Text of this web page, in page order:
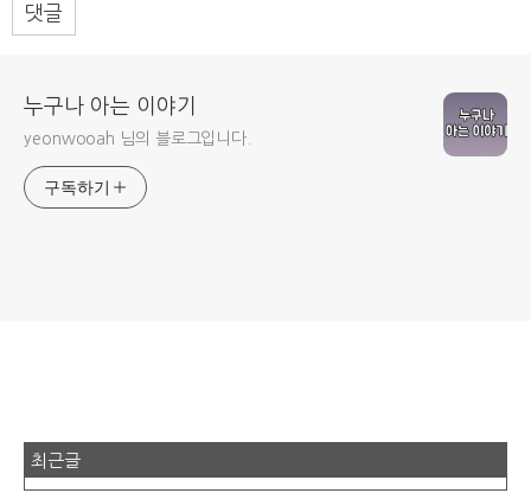
댓글
누구나 아는 이야기
yeonwooah 님의 블로그입니다.
구독하기
최근글